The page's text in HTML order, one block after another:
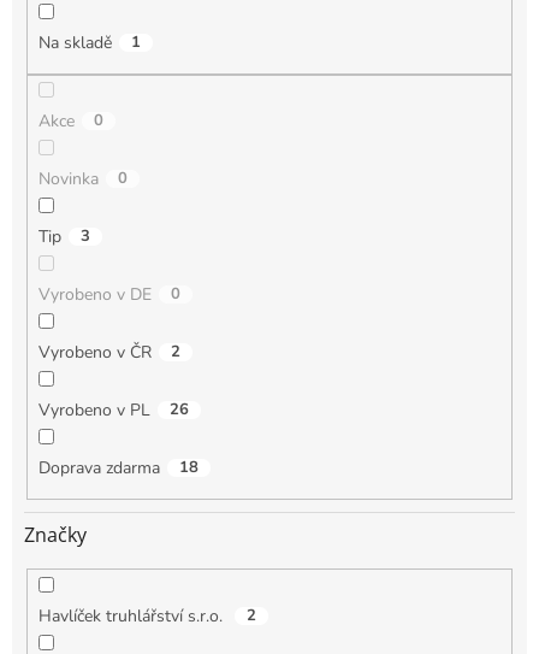
Na skladě 1
Akce 0
Novinka 0
Tip 3
Vyrobeno v DE 0
Vyrobeno v ČR 2
Vyrobeno v PL 26
Doprava zdarma 18
Značky
Havlíček truhlářství s.r.o. 2